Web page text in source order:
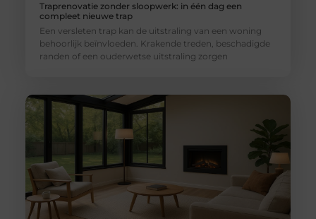
Traprenovatie zonder sloopwerk: in één dag een
compleet nieuwe trap
Een versleten trap kan de uitstraling van een woning
behoorlijk beïnvloeden. Krakende treden, beschadigde
randen of een ouderwetse uitstraling zorgen